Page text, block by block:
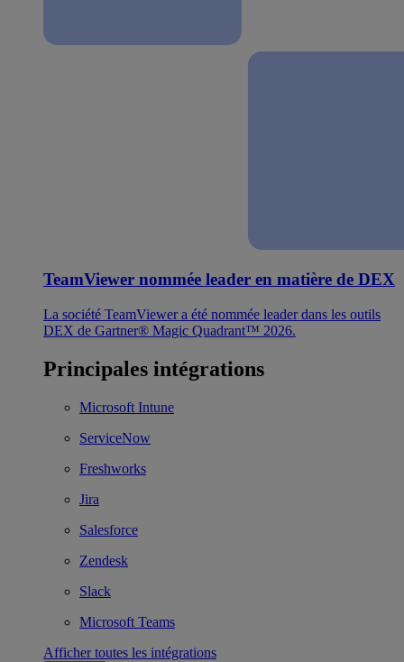
TeamViewer nommée leader en matière de DEX
La société TeamViewer a été nommée leader dans les outils
DEX de Gartner® Magic Quadrant™ 2026.
Principales intégrations
Microsoft Intune
ServiceNow
Freshworks
Jira
Salesforce
Zendesk
Slack
Microsoft Teams
Afficher toutes les intégrations